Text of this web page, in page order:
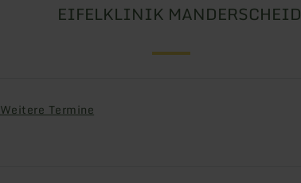
EIFELKLINIK MANDERSCHEID
Weitere Termine